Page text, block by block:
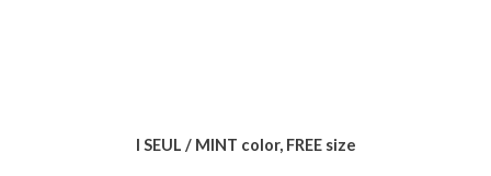
I SEUL / MINT color, FREE size